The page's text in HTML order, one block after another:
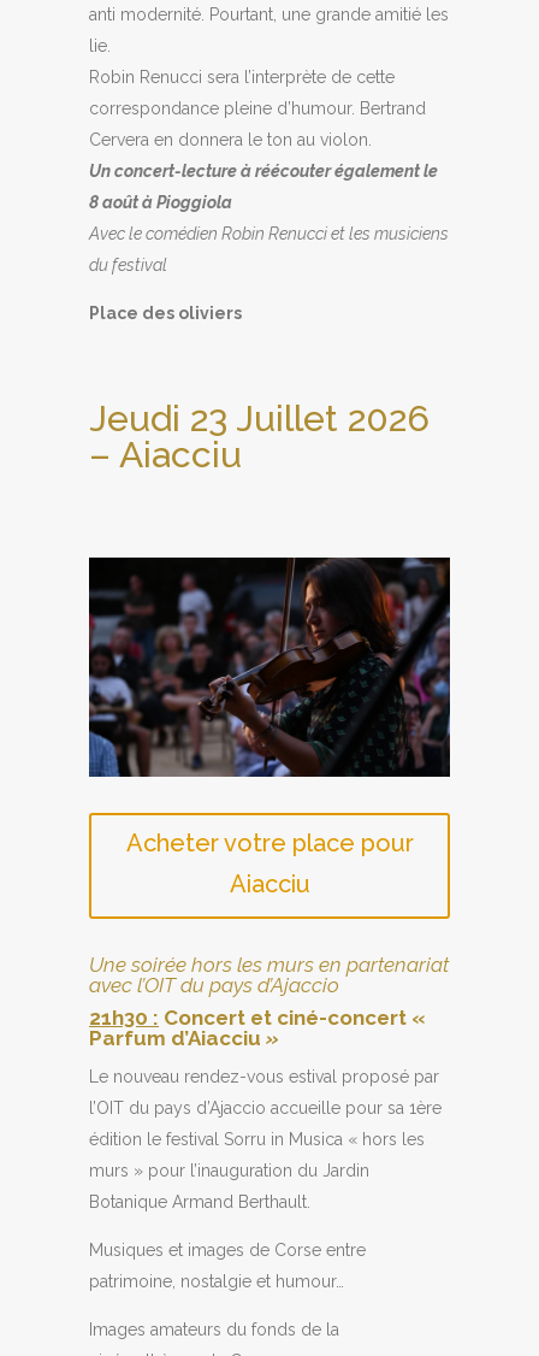
anti modernité. Pourtant, une grande amitié les
lie.
Robin Renucci sera l’interprète de cette
correspondance pleine d’humour. Bertrand
Cervera en donnera le ton au violon.
Un concert-lecture à réécouter également le
8 août à Pioggiola
Avec le comédien Robin Renucci et les musiciens
du festival
Place des oliviers
Jeudi 23 Juillet 2026
– Aiacciu
Acheter votre place pour
Aiacciu
Une soirée hors les murs en partenariat
avec l’OIT du pays d’Ajaccio
21h30 : Concert et ciné-concert «
Parfum d’Aiacciu »
Le nouveau rendez-vous estival proposé par
l’OIT du pays d’Ajaccio accueille pour sa 1ère
édition le festival Sorru in Musica « hors les
murs » pour l’inauguration du Jardin
Botanique Armand Berthault.
Musiques et images de Corse entre
patrimoine, nostalgie et humour…
Images amateurs du fonds de la